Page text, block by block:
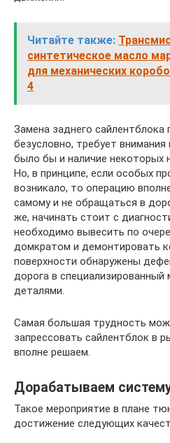
Читайте также:
синтетическое масло
для механических
4
Замена заднего сайлентблока
безусловно, требует внимания
было бы и наличие некоторых
Но, в принципе, если особых
возникало, то операцию
самому и не обращаться в
же, начинать стоит с
необходимо вывесить по
домкратом и демонтировать
поверхности обнаружены
дорога в специализированный
деталями.
Самая большая трудность
запрессовать сайлентблок в
вполне решаем.
Дорабатываем
Такое мероприятие в плане
достижение следующих